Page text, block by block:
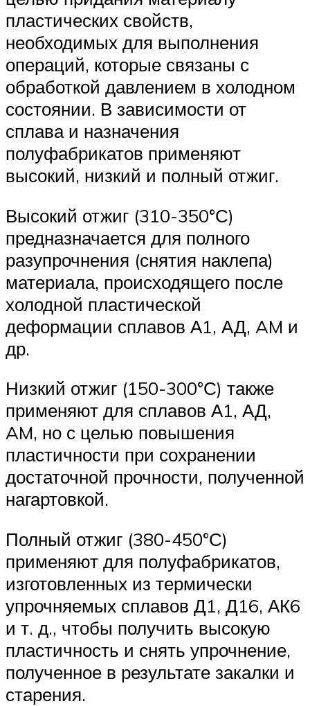
пластических свойств,
необходимых для выполнения
операций, которые связаны с
обработкой давлением в холодном
состоянии. В зависимости от
сплава и назначения
полуфабрикатов применяют
высокий, низкий и полный отжиг.
Высокий отжиг (310-350°С)
предназначается для полного
разупрочнения (снятия наклепа)
материала, происходящего после
холодной пластической
деформации сплавов А1, АД, AM и
др.
Низкий отжиг (150-300°С) также
применяют для сплавов А1, АД,
AM, но с целью повышения
пластичности при сохранении
достаточной прочности, полученной
нагартовкой.
Полный отжиг (380-450°С)
применяют для полуфабрикатов,
изготовленных из термически
упрочняемых сплавов Д1, Д16, АК6
и т. д., чтобы получить высокую
пластичность и снять упрочнение,
полученное в результате закалки и
старения.